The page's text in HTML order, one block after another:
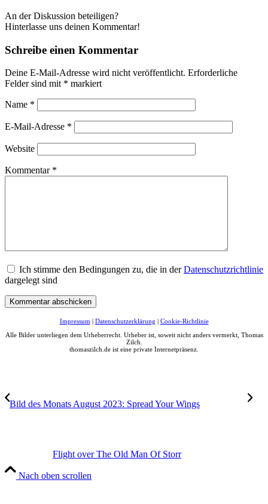
An der Diskussion beteiligen?
Hinterlasse uns deinen Kommentar!
Schreibe einen Kommentar
Deine E-Mail-Adresse wird nicht veröffentlicht. Erforderliche
Felder sind mit * markiert
Name *
E-Mail-Adresse *
Website
Kommentar *
Ich stimme den Bedingungen zu, die in derDatenschutzrichtlinie
dargelegt sind
Impressum Datenschutzerklärung
Cookie-Richtlinie
Alle Bilder unterliegen dem Urheberrecht. Urheber ist, soweit nicht anders vermerkt, Thomas
Zilch.
thomaszilch.de ist eine private Internetpräsenz.
Bild des Monats August 2023: Spread Your Wings
Flight over The Old Man Of Storr
Nach oben scrollen